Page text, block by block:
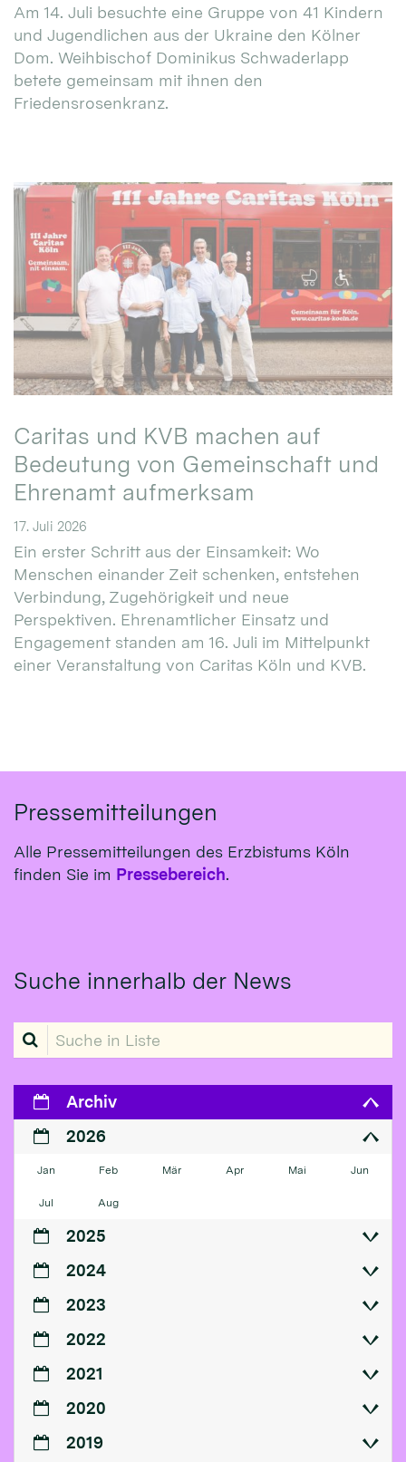
Am 14. Juli besuchte eine Gruppe von 41 Kindern
und Jugendlichen aus der Ukraine den Kölner
Dom. Weihbischof Dominikus Schwaderlapp
betete gemeinsam mit ihnen den
Friedensrosenkranz.
Caritas und KVB machen auf
Bedeutung von Gemeinschaft und
Ehrenamt aufmerksam
17. Juli 2026
Ein erster Schritt aus der Einsamkeit: Wo
Menschen einander Zeit schenken, entstehen
Verbindung, Zugehörigkeit und neue
Perspektiven. Ehrenamtlicher Einsatz und
Engagement standen am 16. Juli im Mittelpunkt
einer Veranstaltung von Caritas Köln und KVB.
Pressemitteilungen
Alle Pressemitteilungen des Erzbistums Köln
finden Sie im Pressebereich.
Suche innerhalb der News
Suche in Liste
Archiv
2026
Jan Feb Mär Apr Mai Jun
Jul Aug
2025
2024
2023
2022
2021
2020
2019